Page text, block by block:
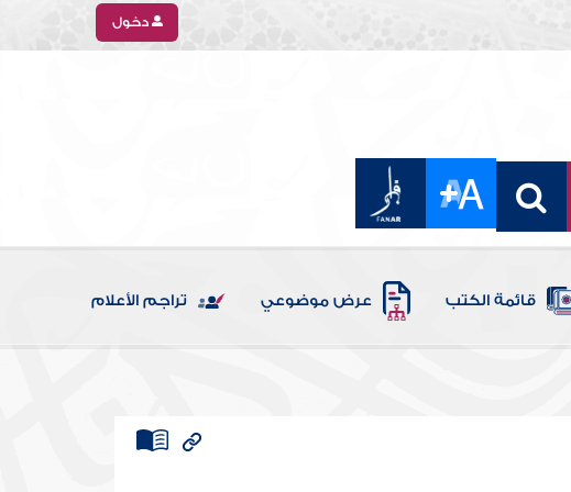
دخول
قائمة الكتب عرض موضوعي تراجم الأعلام